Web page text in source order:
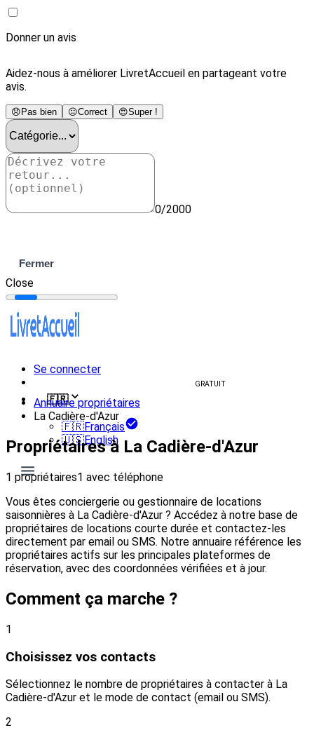
Donner un avis
Aidez-nous à améliorer LivretAccueil en partageant votre
avis.
😞 Pas bien 😐Correct 😍Super !
0/2000
Fermer
Close
Se connecter
GRATUIT
🇫🇷
🇫🇷Français
🇺🇸English
Annuaire propriétaires
La Cadière-d'Azur
Propriétaires à La Cadière-d'Azur
1 propriétaires1 avec téléphone
Vous êtes conciergerie ou gestionnaire de locations
saisonnières à La Cadière-d'Azur ? Accédez à notre base de
propriétaires de locations courte durée et contactez-les
directement par email ou SMS. Notre annuaire référence les
propriétaires actifs sur les principales plateformes de
réservation, avec des coordonnées vérifiées et à jour.
Comment ça marche ?
1
Choisissez vos contacts
Sélectionnez le nombre de propriétaires à contacter à La
Cadière-d'Azur et le mode de contact (email ou SMS).
2